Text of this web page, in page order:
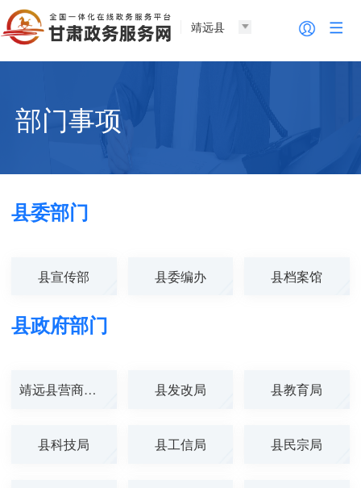
靖远县
部门事项
县委部门
县宣传部 县委编办 县档案馆
县政府部门
靖远县营商环境... 县发改局 县教育局
县科技局 县工信局 县民宗局